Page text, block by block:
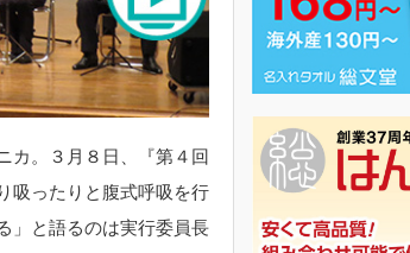
カ。３月８日、『第４回
吸ったりと腹式呼吸を行
」と語るのは実行委員長